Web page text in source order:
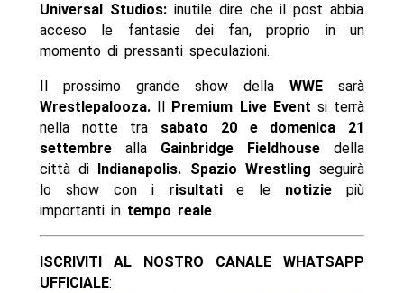
Universal Studios:inutile dire che il post abbia
acceso le fantasie dei fan, proprio in un
momento di pressanti speculazioni.
Il prossimo grande show dellaWWE sarà
Wrestlepalooza.Il Premium Live Event si terrà
nella notte tra sabato 20 e domenica 21
settembrealla Gainbridge Fieldhouse della
città di
Indianapolis. Spazio Wrestling seguirà
lo show con i risultatie le notizie più
importanti in tempo reale.
ISCRIVITI AL NOSTRO CANALE WHATSAPP
UFFICIALE: